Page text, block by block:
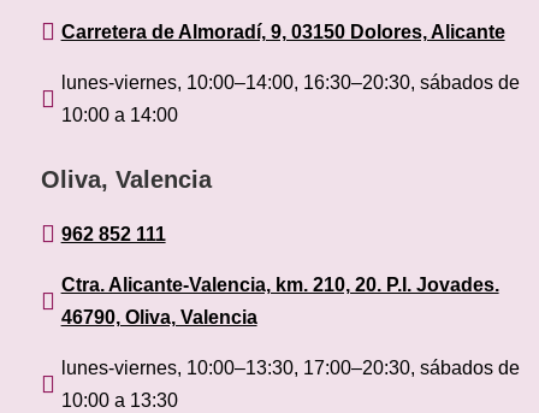
 Carretera de Almoradí, 9, 03150 Dolores, Alicante

lunes-viernes, 10:00–14:00, 16:30–20:30, sábados de
10:00 a 14:00
Oliva, Valencia
 962 852 111

Ctra. Alicante-Valencia, km. 210, 20. P.I. Jovades.
46790, Oliva, Valencia

lunes-viernes, 10:00–13:30, 17:00–20:30, sábados de
10:00 a 13:30